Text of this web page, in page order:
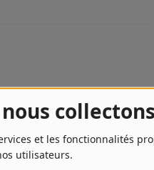
collectons
et les fonctionnalités
utilisateurs.